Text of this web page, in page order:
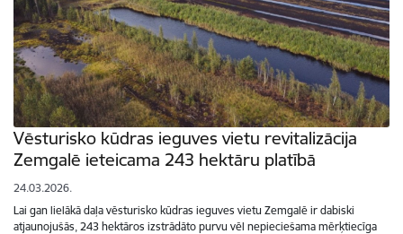
Vēsturisko kūdras ieguves vietu revitalizācija
Zemgalē ieteicama 243 hektāru platībā
24.03.2026.
Lai gan lielākā daļa vēsturisko kūdras ieguves vietu Zemgalē ir dabiski
atjaunojušās, 243 hektāros izstrādāto purvu vēl nepieciešama mērķtiecīga